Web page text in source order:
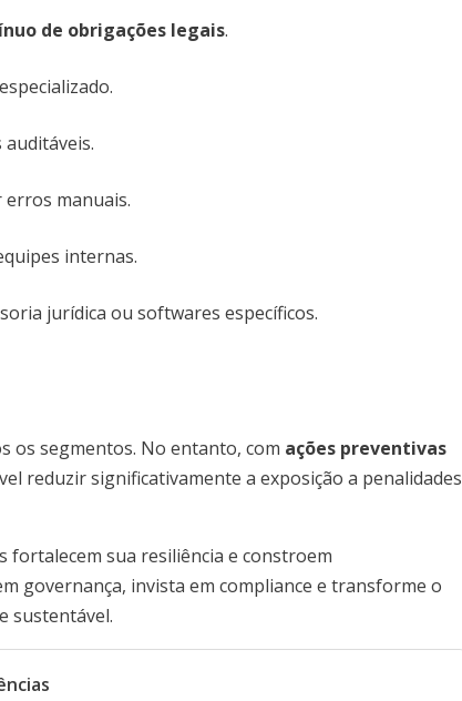
de obrigações legais.
manuais.
internas.
jurídica ou softwares específicos.
os segmentos. No entanto, com ações preventivas
reduzir significativamente a exposição a penalidades
fortalecem sua resiliência e constroem
governança, invista em compliance e transforme o
sustentável.